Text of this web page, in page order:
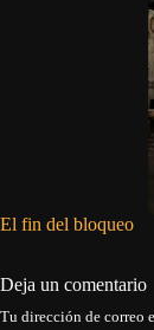
El fin del bloqueo
Deja un comentario
Tu dirección de correo